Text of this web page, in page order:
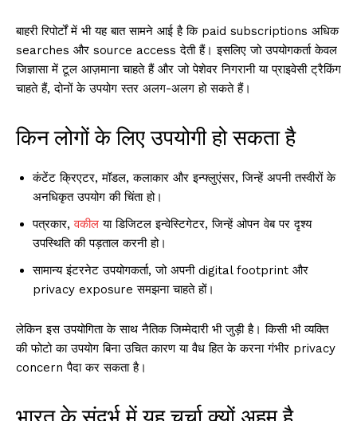
बाहरी रिपोर्टों में भी यह बात सामने आई है कि paid subscriptions अधिक
searches और source access देती हैं। इसलिए जो उपयोगकर्ता केवल
जिज्ञासा में टूल आज़माना चाहते हैं और जो पेशेवर निगरानी या प्राइवेसी ट्रैकिंग
चाहते हैं, दोनों के उपयोग स्तर अलग-अलग हो सकते हैं।
किन लोगों के लिए उपयोगी हो सकता है
कंटेंट क्रिएटर, मॉडल, कलाकार और इन्फ्लुएंसर, जिन्हें अपनी तस्वीरों के
अनधिकृत उपयोग की चिंता हो।
पत्रकार,वकील या डिजिटल इन्वेस्टिगेटर, जिन्हें ओपन वेब पर दृश्य
उपस्थिति की पड़ताल करनी हो।
सामान्य इंटरनेट उपयोगकर्ता, जो अपनी digital footprint और
privacy exposure समझना चाहते हों।
लेकिन इस उपयोगिता के साथ नैतिक जिम्मेदारी भी जुड़ी है। किसी भी व्यक्ति
की फोटो का उपयोग बिना उचित कारण या वैध हित के करना गंभीर privacy
concern पैदा कर सकता है।